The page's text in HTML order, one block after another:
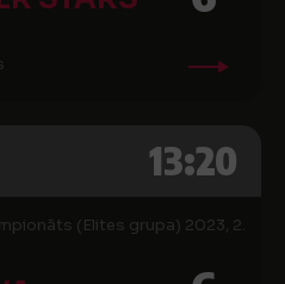
13:20
(Elites grupa) 2023, 2.